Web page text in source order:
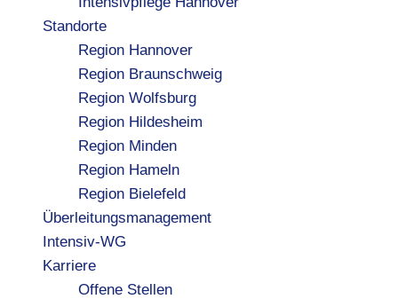
Standorte
Region Hannover
Region Braunschweig
Region Wolfsburg
Region Hildesheim
Region Minden
Region Hameln
Region Bielefeld
Überleitungsmanagement
Intensiv-WG
Karriere
Offene Stellen